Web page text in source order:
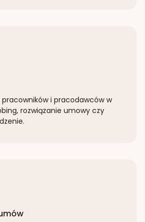
i pracodawców w
rozwiązanie umowy czy